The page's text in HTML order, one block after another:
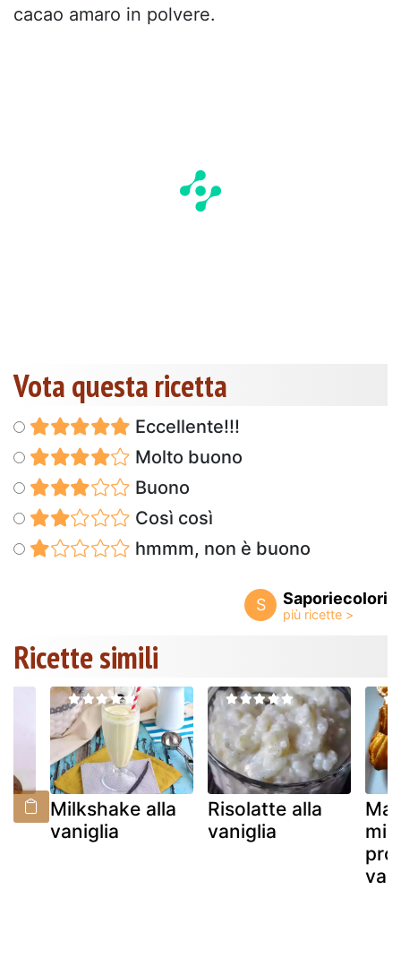
cacao amaro in polvere.
Vota questa ricetta
Eccellente!!!
Molto buono
Buono
Così così
hmmm, non è buono
S Saporiecolori
Ricette simili
Milkshake alla
vaniglia
Risolatte alla
vaniglia